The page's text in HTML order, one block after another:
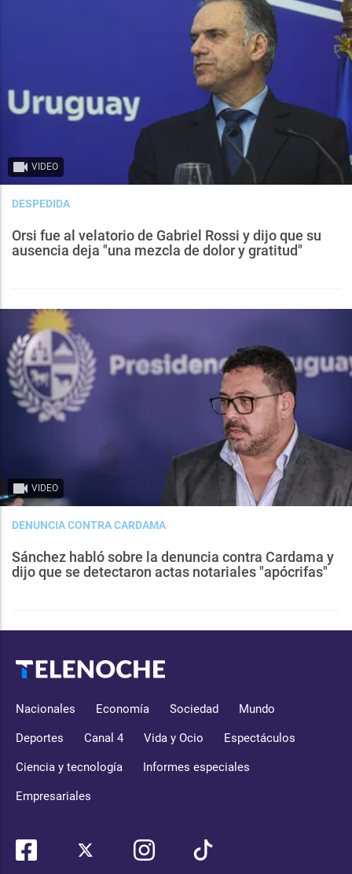
VIDEO
DESPEDIDA
Orsi fue al velatorio de Gabriel Rossi y dijo que su
ausencia deja "una mezcla de dolor y gratitud"
VIDEO
DENUNCIA CONTRA CARDAMA
Sánchez habló sobre la denuncia contra Cardama y
dijo que se detectaron actas notariales "apócrifas"
Nacionales Economía Sociedad Mundo
Deportes Canal 4 Vida y Ocio Espectáculos
Ciencia y tecnología Informes especiales
Empresariales